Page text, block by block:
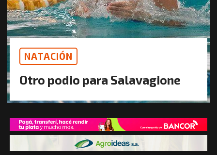
NATACIÓN
Otro podio para Salavagione